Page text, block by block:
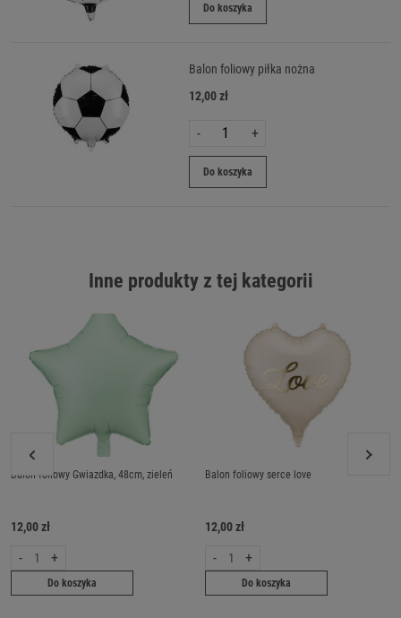
Do koszyka
Balon foliowy piłka nożna
12,00 zł
- +
Do koszyka
Inne produkty z tej kategorii
Balon foliowy Gwiazdka, 48cm, zieleń
12,00 zł
- +
Do koszyka
Balon foliowy serce love
12,00 zł
- +
Do koszyka